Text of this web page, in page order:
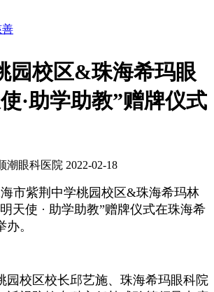
善
园校区&珠海希玛眼
·助学助教”赠牌仪式
潮眼科医院 2022-02-18
市紫荆中学桃园校区&珠海希玛林
天使 · 助学助教”赠牌仪式在珠海希
。
园校区校长邱艺施、珠海希玛眼科院